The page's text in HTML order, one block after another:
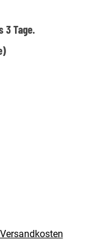
3 Tage.